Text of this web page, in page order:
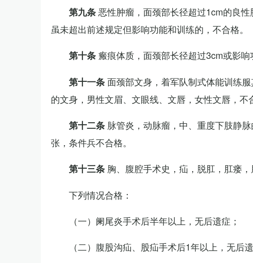
第九条恶性肿瘤，面颈部长径超过1cm的良
虽未超出前述规定但影响功能和训练的，不合格。
第十条 瘢痕体质，面颈部长径超过3cm或影
第十一条面颈部文身，着军队制式体能训练
的文身，男性文眉、文眼线、文唇，女性文唇，不
第十二条 脉管炎，动脉瘤，中、重度下肢静
张，条件兵不合格。
第十三条 胸、腹腔手术史，疝，脱肛，肛瘘
下列情况合格：
（一）阑尾炎手术后半年以上，无后遗症；
（二）腹股沟疝、股疝手术后1年以上，无后遗